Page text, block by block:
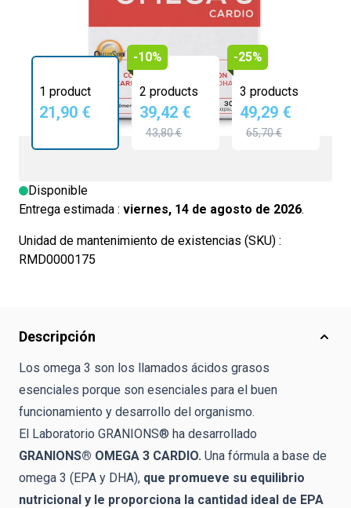
1 product
21,90 €
-10%
2 products
39,42 €
43,80 €
-25%
3 products
49,29 €
65,70 €
Disponible
Entrega estimada : viernes, 14 de agosto de 2026.
Unidad de mantenimiento de existencias (SKU) :
RMD0000175
Descripción
Los omega 3 son los llamados ácidos grasos
esenciales porque son esenciales para el buen
funcionamiento y desarrollo del organismo.
El Laboratorio GRANIONS® ha desarrollado
GRANIONS® OMEGA 3 CARDIO. Una fórmula a base de
omega 3 (EPA y DHA), que promueve su equilibrio
nutricional y le proporciona la cantidad ideal de EPA